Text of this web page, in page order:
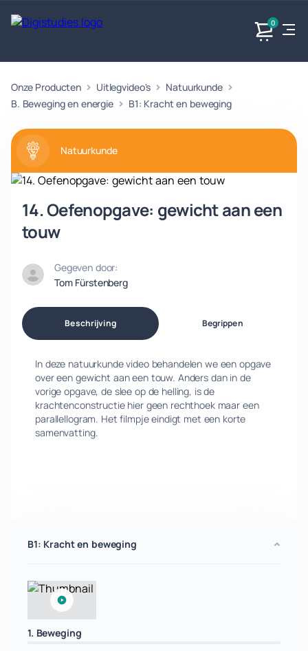
0
Exacte
vakken
Geen
vakken.
Taalvakken
Geen
vakken.
Maatschappijvakken Producten
Onze Producten Uitlegvideo's
Natuurkunde
B. Beweging en energie
B1: Kracht en beweging
Natuurkunde
14. Oefenopgave: gewicht aan een
touw
Gegeven door:
Tom Fürstenberg
Beschrijving Begrippen
In deze natuurkunde video behandelen we een opgave
over een gewicht aan een touw. Anders dan in de
vorige opgave, de slee op de helling, is de
krachtenconstructie hier geen rechthoek maar een
parallellogram. Het filmpje eindigt met een korte
samenvatting.
B1: Kracht en beweging
1. Beweging